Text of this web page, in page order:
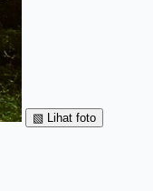
▧ Lihat foto